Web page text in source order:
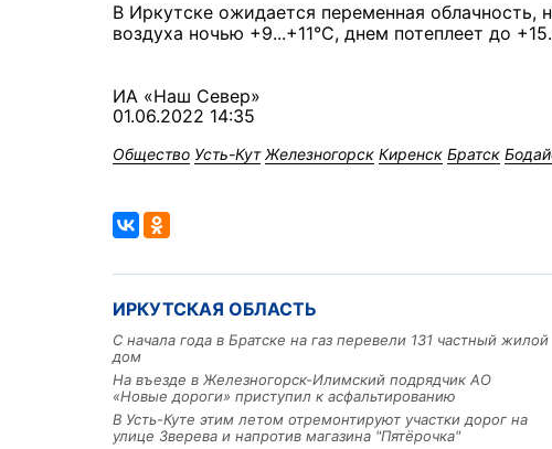
В Иркутске ожидается переменная
воздуха ночью +9...+11°С, днем потеплеет до
ИА «Наш Север»
01.06.2022 14:35
Общество Усть-Кут Железногорск Киренск Братск
ИРКУТСКАЯ ОБЛАСТЬ
С начала года в Братске на газ перевели 131 частный жилой
дом
На въезде в Железногорск-Илимский подрядчик АО
«Новые дороги» приступил к асфальтированию
В Усть-Куте этим летом отремонтируют участки дорог на
улице Зверева и напротив магазина "Пятёрочка"